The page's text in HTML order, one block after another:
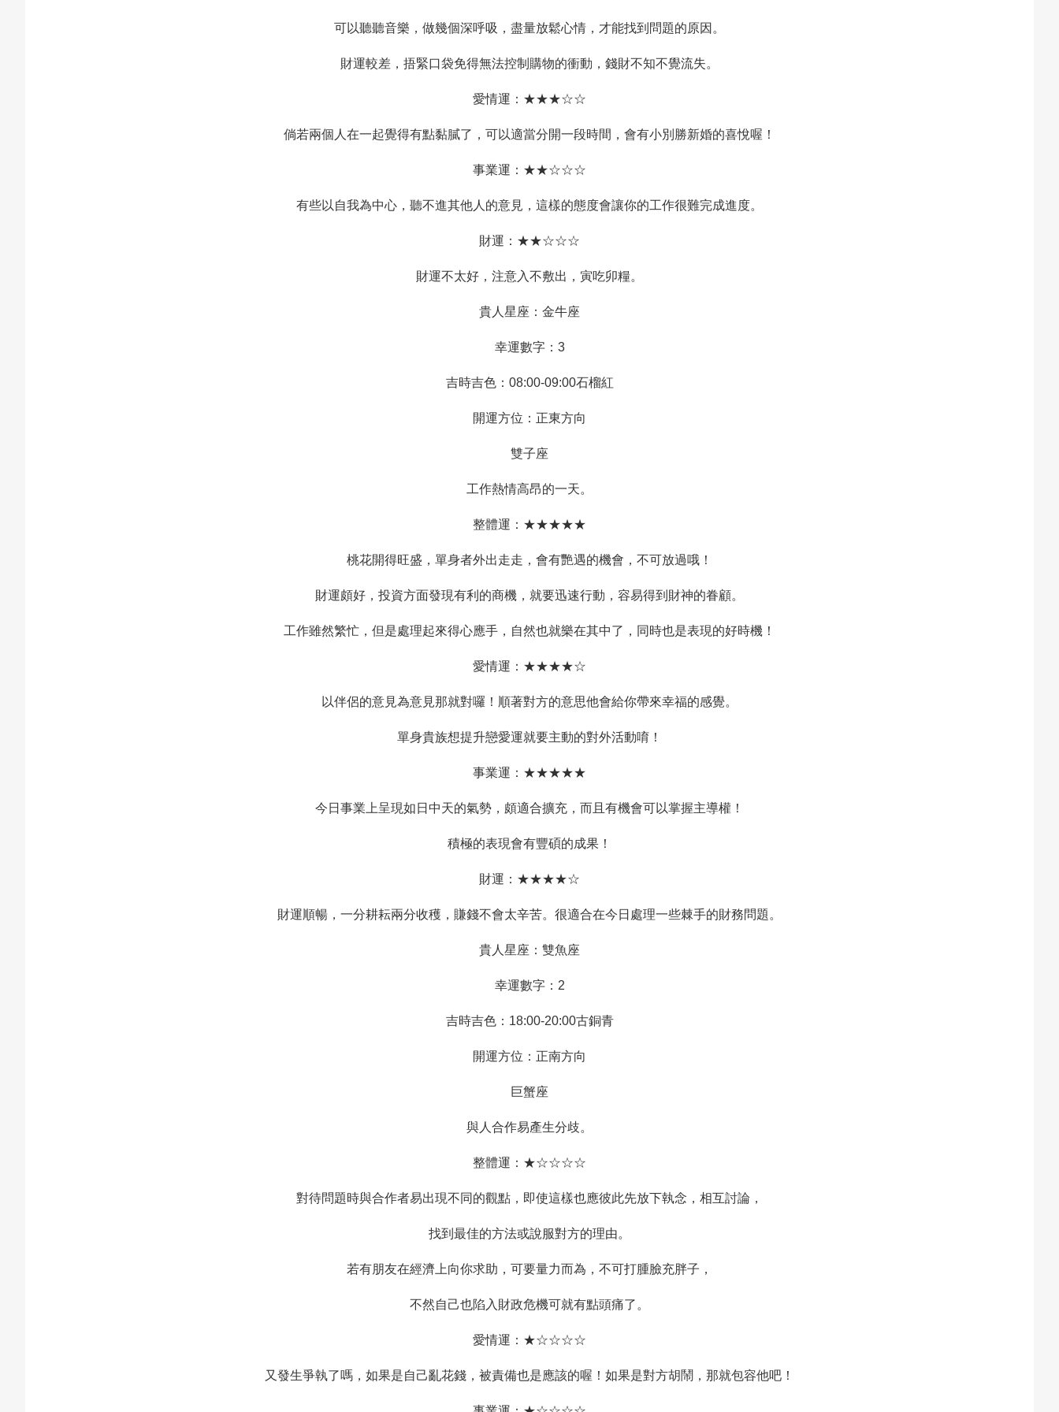
可以聽聽音樂，做幾個深呼吸，盡量放鬆心情，才能找到問題的原因。
財運較差，捂緊口袋免得無法控制購物的衝動，錢財不知不覺流失。
愛情運：★★★☆☆
倘若兩個人在一起覺得有點黏膩了，可以適當分開一段時間，會有小別勝新婚的喜悅喔！
事業運：★★☆☆☆
有些以自我為中心，聽不進其他人的意見，這樣的態度會讓你的工作很難完成進度。
財運：★★☆☆☆
財運不太好，注意入不敷出，寅吃卯糧。
貴人星座：金牛座
幸運數字：3
吉時吉色：08:00-09:00石榴紅
開運方位：正東方向
雙子座
工作熱情高昂的一天。
整體運：★★★★★
桃花開得旺盛，單身者外出走走，會有艷遇的機會，不可放過哦！
財運頗好，投資方面發現有利的商機，就要迅速行動，容易得到財神的眷顧。
工作雖然繁忙，但是處理起來得心應手，自然也就樂在其中了，同時也是表現的好時機！
愛情運：★★★★☆
以伴侶的意見為意見那就對囉！順著對方的意思他會給你帶來幸福的感覺。
單身貴族想提升戀愛運就要主動的對外活動唷！
事業運：★★★★★
今日事業上呈現如日中天的氣勢，頗適合擴充，而且有機會可以掌握主導權！
積極的表現會有豐碩的成果！
財運：★★★★☆
財運順暢，一分耕耘兩分收穫，賺錢不會太辛苦。很適合在今日處理一些棘手的財務問題。
貴人星座：雙魚座
幸運數字：2
吉時吉色：18:00-20:00古銅青
開運方位：正南方向
巨蟹座
與人合作易產生分歧。
整體運：★☆☆☆☆
對待問題時與合作者易出現不同的觀點，即使這樣也應彼此先放下執念，相互討論，
找到最佳的方法或說服對方的理由。
若有朋友在經濟上向你求助，可要量力而為，不可打腫臉充胖子，
不然自己也陷入財政危機可就有點頭痛了。
愛情運：★☆☆☆☆
又發生爭執了嗎，如果是自己亂花錢，被責備也是應該的喔！如果是對方胡鬧，那就包容他吧！